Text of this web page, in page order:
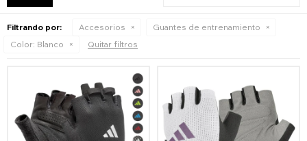
Filtrando por: Accesorios
Guantes de entrenamiento
Color: Blanco Quitar filtros